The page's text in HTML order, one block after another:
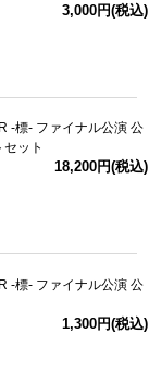
3,000円(税込)
-標- ファイナル公演 公
ット
18,200円(税込)
-標- ファイナル公演 公
1,300円(税込)